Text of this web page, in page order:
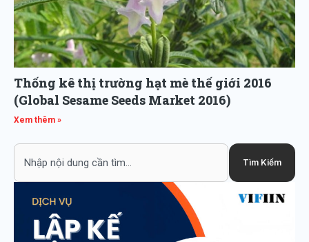
Thống kê thị trường hạt mè thế giới 2016
(Global Sesame Seeds Market 2016)
Xem thêm »
Tìm Kiếm